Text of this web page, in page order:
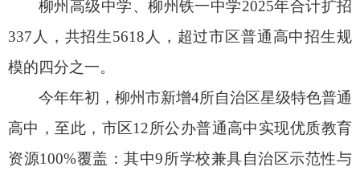
柳州高级中学、柳州铁一中学2025年合计扩招
337人，共招生5618人，超过市区普通高中招生规
模的四分之一。
今年年初，柳州市新增4所自治区星级特色普通
高中，至此，市区12所公办普通高中实现优质教育
资源100%覆盖：其中9所学校兼具自治区示范性与